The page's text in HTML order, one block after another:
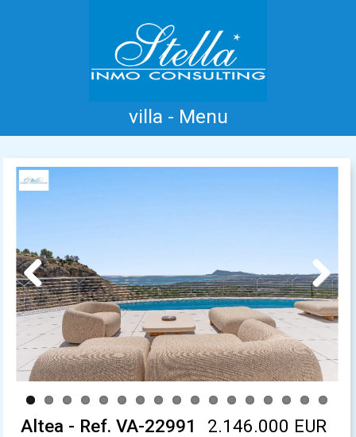
villa - Menu
Home Costa Blanca Koop Huur
Nieuwbouw
Previous Next
Altea - Ref. VA-22991 2.146.000 EUR